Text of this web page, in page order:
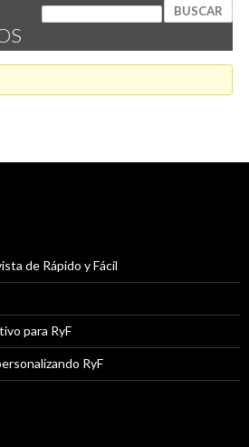
de Rápido y Fácil
para RyF
RyF